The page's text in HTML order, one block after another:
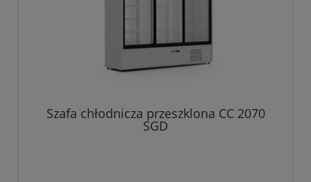
Szafa chłodnicza przeszklona CC 2070
SGD